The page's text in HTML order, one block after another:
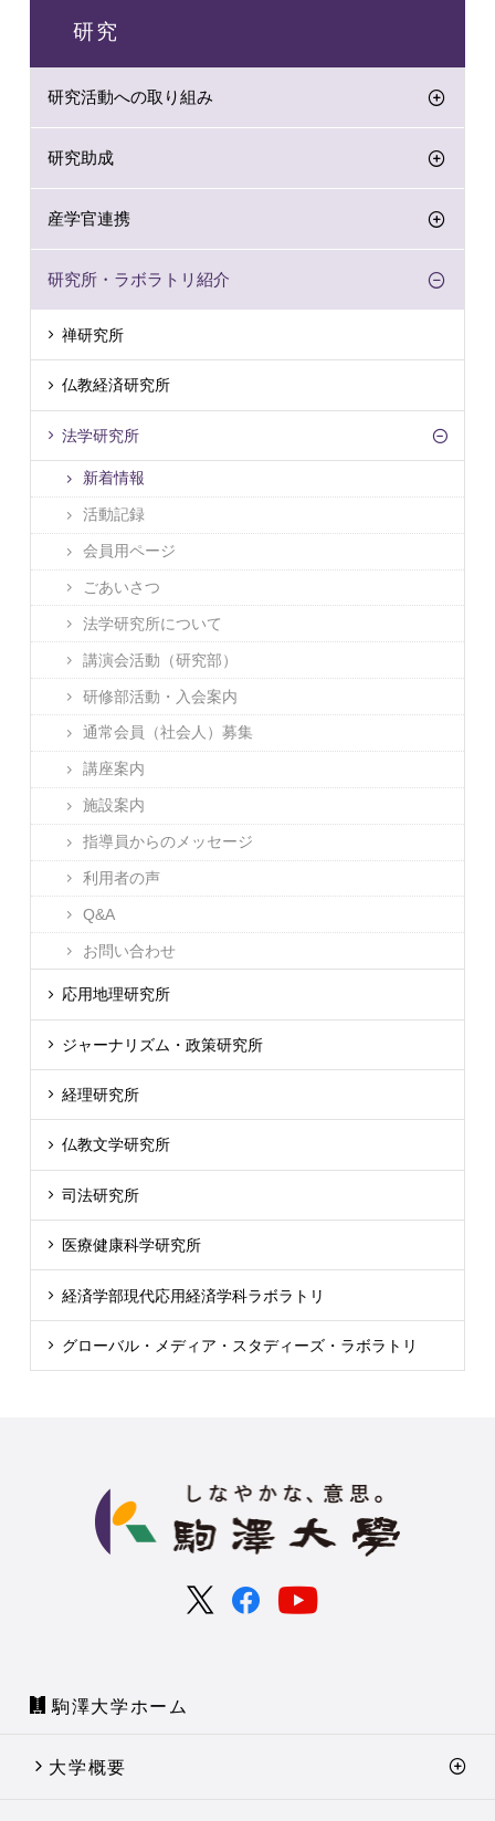
研究
研究活動への取り組み
研究助成
産学官連携
研究所・ラボラトリ紹介
禅研究所
仏教経済研究所
法学研究所
新着情報
活動記録
会員用ページ
ごあいさつ
法学研究所について
講演会活動（研究部）
研修部活動・入会案内
通常会員（社会人）募集
講座案内
施設案内
指導員からのメッセージ
利用者の声
Q&A
お問い合わせ
応用地理研究所
ジャーナリズム・政策研究所
経理研究所
仏教文学研究所
司法研究所
医療健康科学研究所
経済学部現代応用経済学科ラボラトリ
グローバル・メディア・スタディーズ・ラボラトリ
駒澤大学ホーム
大学概要